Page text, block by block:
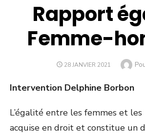
Rapport
Femme-
POSTED
28 JANVIER 2021
Intervention Delphine Borbon
L’égalité entre les femmes et
acquise en droit et constitue un